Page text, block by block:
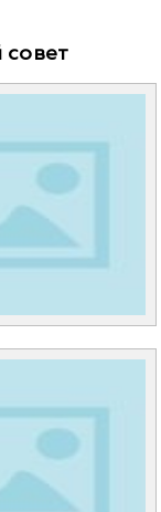
совет